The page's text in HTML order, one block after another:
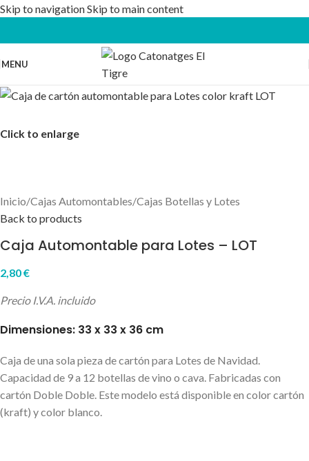
Skip to navigationSkip to main content
MENU
Click to enlarge
Inicio/Cajas Automontables/Cajas Botellas y Lotes
Back to products
Caja Automontable para Lotes – LOT
2,80€
Precio I.V.A. incluido
Dimensiones: 33 x 33 x 36 cm
Caja de una sola pieza de cartón para Lotes de Navidad.
Capacidad de 9 a 12 botellas de vino o cava. Fabricadas con
cartón Doble Doble. Este modelo está disponible en color cartón
(kraft) y color blanco.